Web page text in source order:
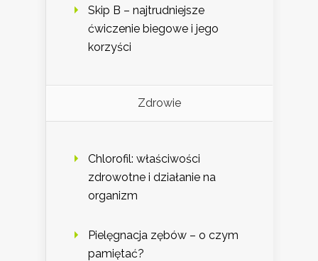
Skip B – najtrudniejsze
ćwiczenie biegowe i jego
korzyści
Zdrowie
Chlorofil: właściwości
zdrowotne i działanie na
organizm
Pielęgnacja zębów – o czym
pamiętać?